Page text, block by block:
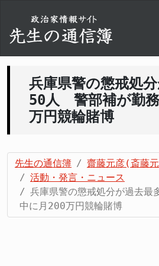
兵庫県警の懲戒処
50人 警部補が勤
万円競輪賭博
先生の通信簿
齋藤元彦(斎藤
活動・発言・ニュース
兵庫県警の懲戒処分が過去
中に月200万円競輪賭博